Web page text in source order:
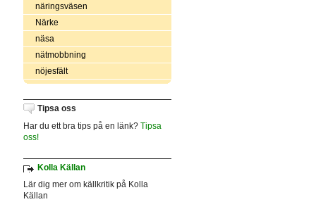
näringsväsen
Närke
näsa
nätmobbning
nöjesfält
Tipsa oss
Har du ett bra tips på en länk? Tipsa
oss!
Kolla Källan
Lär dig mer om källkritik på Kolla
Källan